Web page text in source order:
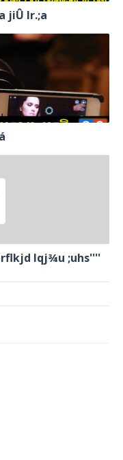
jiÛ lr.;a
Iqj¾u ;uhs''''